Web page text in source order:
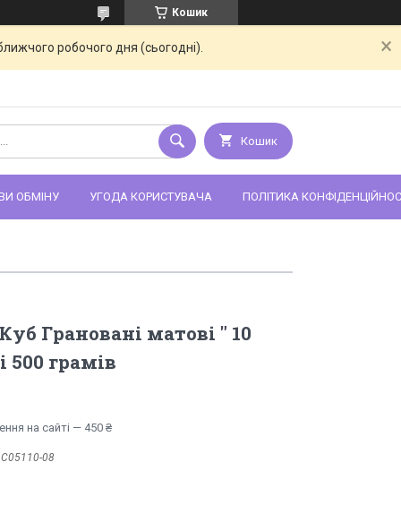
Кошик
робочого дня (сьогодні).
Кошик
ОБМІНУ УГОДА КОРИСТУВАЧА ПОЛІТИКА
Грановані матові " 10
500 грамів
на сайті — 450 ₴
С05110-08